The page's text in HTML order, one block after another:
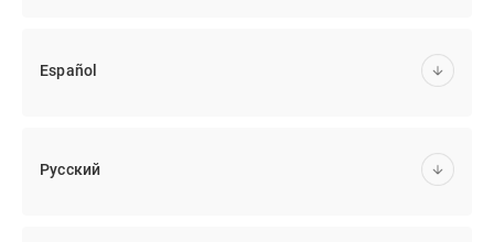
Español
Русский